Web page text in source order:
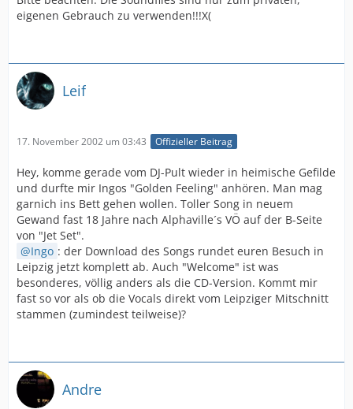
eigenen Gebrauch zu verwenden!!!X(
Leif
17. November 2002 um 03:43 Offizieller Beitrag
Hey, komme gerade vom DJ-Pult wieder in heimische Gefilde
und durfte mir Ingos "Golden Feeling" anhören. Man mag
garnich ins Bett gehen wollen. Toller Song in neuem
Gewand fast 18 Jahre nach Alphaville´s VÖ auf der B-Seite
von "Jet Set".
Ingo : der Download des Songs rundet euren Besuch in
Leipzig jetzt komplett ab. Auch "Welcome" ist was
besonderes, völlig anders als die CD-Version. Kommt mir
fast so vor als ob die Vocals direkt vom Leipziger Mitschnitt
stammen (zumindest teilweise)?
Andre